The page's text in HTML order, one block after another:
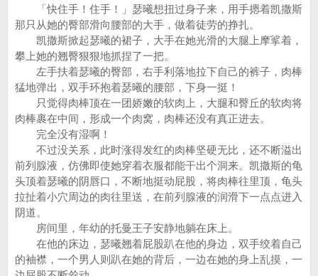
「快住手！住手！」瑟曦想扭过身子来，用手摁着凯撒斯
那只从她的臀部滑向腰部的大手，做着徒劳的挣扎。
凯撒斯掀起瑟曦的裙子，大手在她光滑的大腿上摩挲着，
攀上她的翘臀狠狠地抓捏了一把。
左手扶着瑟曦的臀部，右手利落地拉下自己的裤子，肉棒
猛地弹出，双手环抱着瑟曦的腰部，下身一挺！
只觉得肉棒顶在一团娇嫩的软肉上，大腿和臀丘的软肉将
肉棒裹在中间，形成一个肉窝，肉棒还没有真正进去。
完全没有湿啊！
不过没关系，此时涨得发红的肉棒坚硬无比，还不断溢出
前列腺液，仿佛即使她穿着衣服都能干出个洞来。凯撒斯的龟
头顶着瑟曦的阴唇口，不断地挺动屁股，将肉棒往里顶，龟头
拉扯着小穴周边的肉往里送，在前列腺液的润滑下一点点进入
阴道。
房间里，年幼的托曼王子安静地躺在床上。
在他的床边，瑟曦翘着屁股趴在他的身边，双手绞着自己
的袖襟，一个男人则趴在她的背后，一边在她的身上乱摸，一